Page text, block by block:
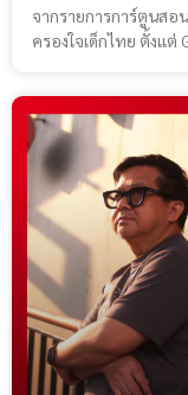
จากรายการการ์ตูนสอ
ครองใจเด็กไทย ตั้งแต่